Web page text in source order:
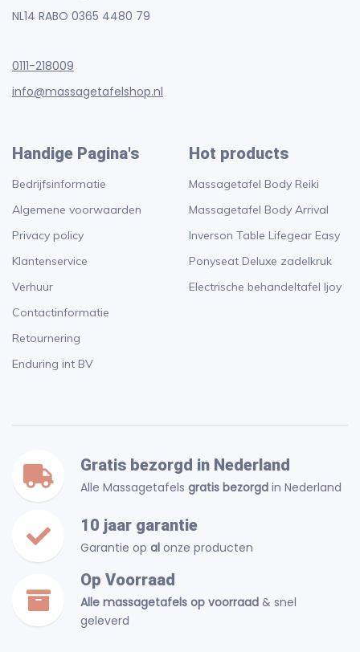
NL14 RABO 0365 4480 79
0111-218009
info@massagetafelshop.nl
Handige Pagina's
Bedrijfsinformatie
Algemene voorwaarden
Privacy policy
Klantenservice
Verhuur
Contactinformatie
Retournering
Enduring int BV
Hot products
Massagetafel Body Reiki
Massagetafel Body Arrival
Inverson Table Lifegear Easy
Ponyseat Deluxe zadelkruk
Electrische behandeltafel Ijoy
Gratis bezorgd in Nederland
Alle Massagetafels gratis bezorgd in Nederland
10 jaar garantie
Garantie op al onze producten
Op Voorraad
Alle massagetafels op voorraad & snel
geleverd